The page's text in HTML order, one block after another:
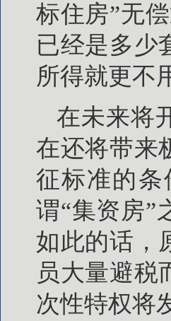
标住房”无
已经是多少
所得就更不
在未来将
在还将带来
征标准的条
谓“集资房”
如此的话，
员大量避税
次性特权将